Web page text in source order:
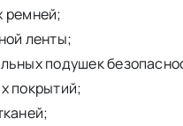
ремней;
ленты;
подушек
покрытий;